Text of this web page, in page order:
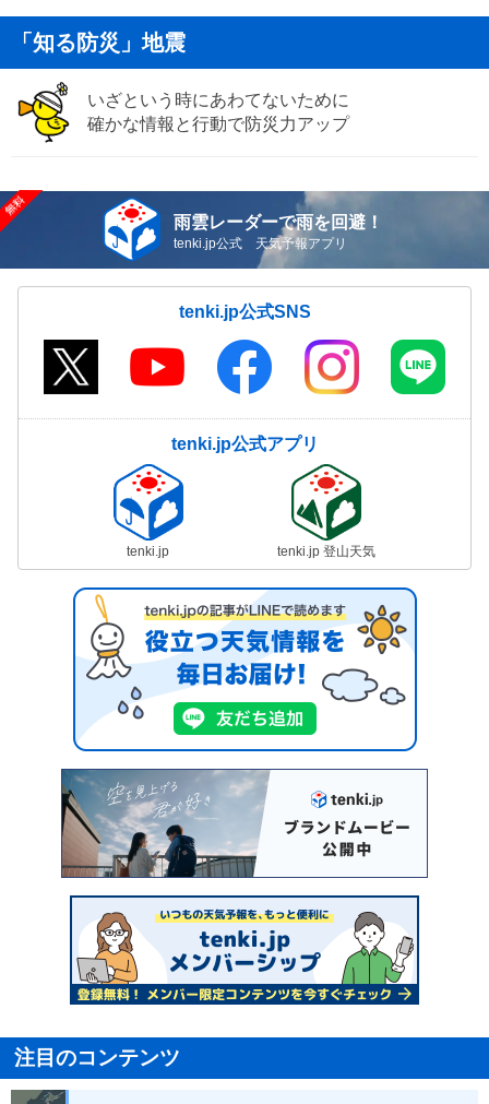
「知る防災」地震
いざという時にあわてないために
確かな情報と行動で防災力アップ
雨雲レーダーで雨を回避！
tenki.jp公式 天気予報アプリ
tenki.jp公式SNS
tenki.jp公式アプリ
tenki.jp tenki.jp 登山天気
注目のコンテンツ